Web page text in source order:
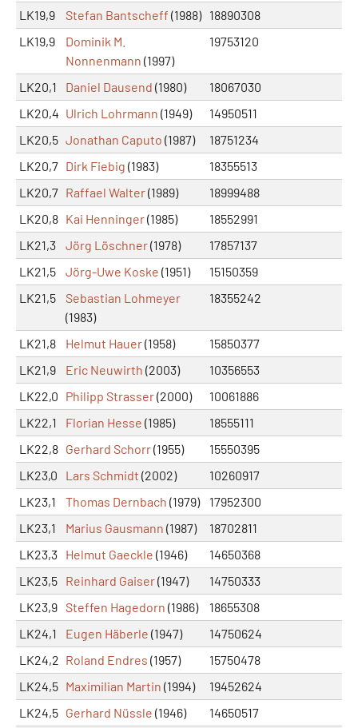
LK19,9
Stefan Bantscheff (1988) 18890308
LK19,9
Dominik M.
Nonnenmann (1997)
19753120
LK20,1 Daniel Dausend (1980)
18067030
LK20,4 Ulrich Lohrmann (1949)
14950511
LK20,5 Jonathan Caputo (1987)
18751234
LK20,7 Dirk Fiebig (1983)
18355513
LK20,7 Raffael Walter(1989)
18999488
LK20,8 Kai Henninger(1985)
18552991
LK21,3
Jörg Löschner(1978)
17857137
LK21,5
Jörg-Uwe Koske (1951)
15150359
LK21,5
Sebastian Lohmeyer
(1983)
18355242
LK21,8 Helmut Hauer(1958)
15850377
LK21,9
Eric Neuwirth (2003)
10356553
LK22,0 Philipp Strasser(2000)
10061886
LK22,1
Florian Hesse (1985)
18555111
LK22,8 Gerhard Schorr(1955)
15550395
LK23,0
Lars Schmidt (2002)
10260917
LK23,1
Thomas Dernbach (1979)
17952300
LK23,1
Marius Gausmann (1987)
18702811
LK23,3 Helmut Gaeckle (1946)
14650368
LK23,5 Reinhard Gaiser(1947)
14750333
LK23,9 Steffen Hagedorn (1986)
18655308
LK24,1
Eugen Häberle (1947)
14750624
LK24,2 Roland Endres (1957)
15750478
LK24,5 Maximilian Martin (1994)
19452624
LK24,5 Gerhard Nüssle (1946) 14650517